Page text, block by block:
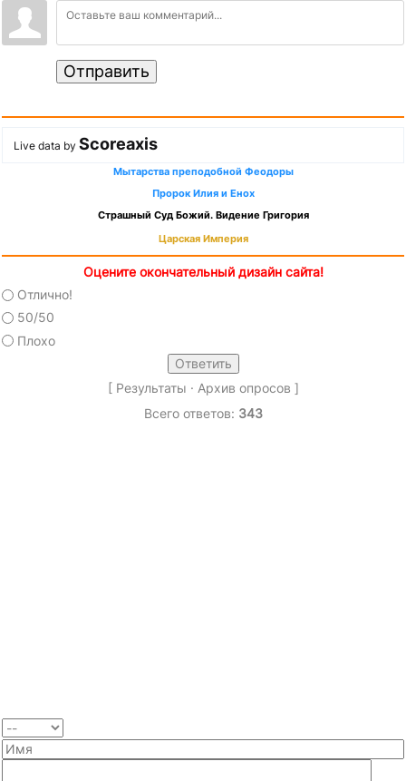
Отправить
Live data by Scoreaxis
Мытарства преподобной Феодоры
Пророк Илия и Енох
Страшный Суд Божий. Видение Григория
Царская Империя
Оцените окончательный дизайн сайта!
Отлично!
50/50
Плохо
[ Результаты · Архив опросов ]
Всего ответов: 343